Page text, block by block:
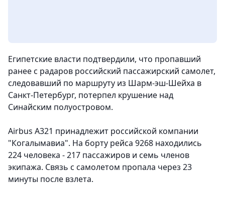
Египетские власти подтвердили, что пропавший
ранее с радаров российский пассажирский самолет,
следовавший по маршруту из Шарм-эш-Шейха в
Санкт-Петербург, потерпел крушение над
Синайским полуостровом.
Airbus А321 принадлежит российской компании
"Когалымавиа". На борту рейса 9268 находились
224 человека - 217 пассажиров и семь членов
экипажа. Связь с самолетом пропала через 23
минуты после взлета.